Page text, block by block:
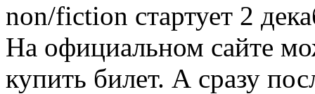
non/fiction стартует 2
На официальном сайте
купить билет. А сразу